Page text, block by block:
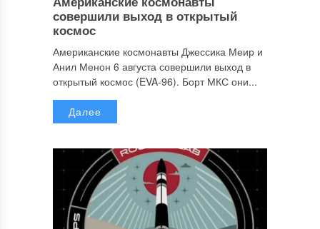
совершили выход в открытый
космос
Американские космонавты Джессика Меир и
Анил Менон 6 августа совершили выход в
открытый космос (EVA-96). Борт МКС они...
Далее